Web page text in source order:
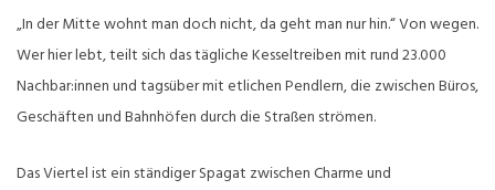
„In der Mitte wohnt man doch nicht, da geht man nur hin.“ Von wegen.
Wer hier lebt, teilt sich das tägliche Kesseltreiben mit rund 23.000
Nachbar:innen und tagsüber mit etlichen Pendlern, die zwischen Büros,
Geschäften und Bahnhöfen durch die Straßen strömen.
Das Viertel ist ein ständiger Spagat zwischen Charme und